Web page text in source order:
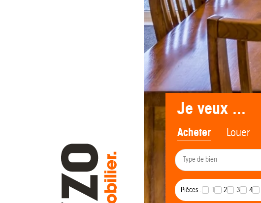
Je veux ...
Acheter Louer
Pièces : 1 2 3 4